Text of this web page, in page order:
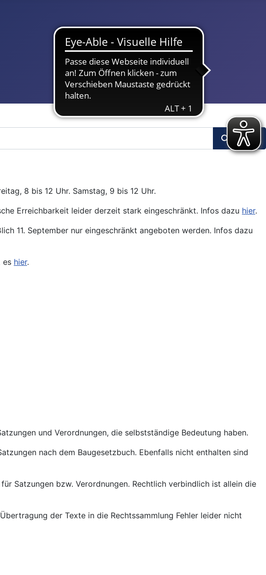
Suchen
8 bis 12 Uhr. Samstag, 9 bis 12 Uhr.
Erreichbarkeit leider derzeit stark eingeschränkt. Infos dazu hier.
11. September nur eingeschränkt angeboten werden. Infos dazu
es hier.
und Verordnungen, die selbstständige Bedeutung haben.
nach dem Baugesetzbuch. Ebenfalls nicht enthalten sind
Satzungen bzw. Verordnungen. Rechtlich verbindlich ist allein die
der Texte in die Rechtssammlung Fehler leider nicht